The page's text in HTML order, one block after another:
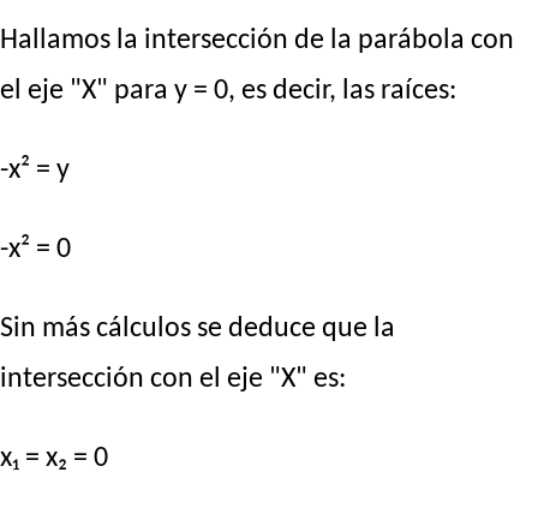
Hallamos la intersección de la parábola con
el eje "X" para y = 0, es decir, las raíces:
-x² = y
-x² = 0
Sin más cálculos se deduce que la
intersección con el eje "X" es:
x₁ = x₂ = 0